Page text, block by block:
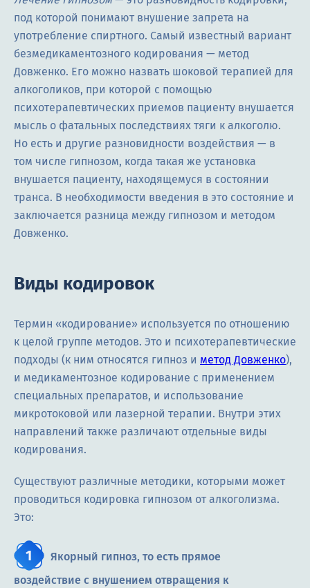
под которой понимают внушение запрета на
употребление спиртного. Самый известный вариант
безмедикаментозного кодирования — метод
Довженко. Его можно назвать шоковой терапией для
алкоголиков, при которой с помощью
психотерапевтических приемов пациенту внушается
мысль о фатальных последствиях тяги к алкоголю.
Но есть и другие разновидности воздействия — в
том числе гипнозом, когда такая же установка
внушается пациенту, находящемуся в состоянии
транса. В необходимости введения в это состояние и
заключается разница между гипнозом и методом
Довженко.
Виды кодировок
Термин «кодирование» используется по отношению
к целой группе методов. Это и психотерапевтические
подходы (к ним относятся гипноз и метод Довженко),
и медикаментозное кодирование с применением
специальных препаратов, и использование
микротоковой или лазерной терапии. Внутри этих
направлений также различают отдельные виды
кодирования.
Существуют различные методики, которыми может
проводиться кодировка гипнозом от алкоголизма.
Это:
Якорный гипноз, то есть прямое
воздействие с внушением отвращения к